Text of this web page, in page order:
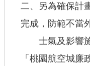
網站導覽
【網站安全政策】
【隱私權政策】
二、另為確保計
完成，防範不當
士氣及影響施
「桃園航空城廉